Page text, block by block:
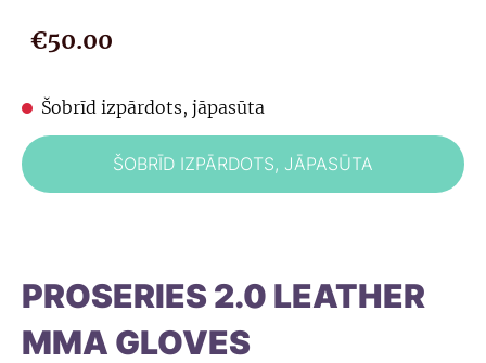
€50.00
Šobrīd izpārdots, jāpasūta
ŠOBRĪD IZPĀRDOTS, JĀPASŪTA
PROSERIES 2.0 LEATHER
MMA GLOVES